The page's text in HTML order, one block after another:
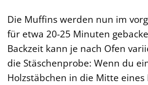
Die Muffins werden nun im
für etwa 20-25 Minuten
Backzeit kann je nach Ofen
die Stäschenprobe: Wenn du
Holzstäbchen in die Mitte